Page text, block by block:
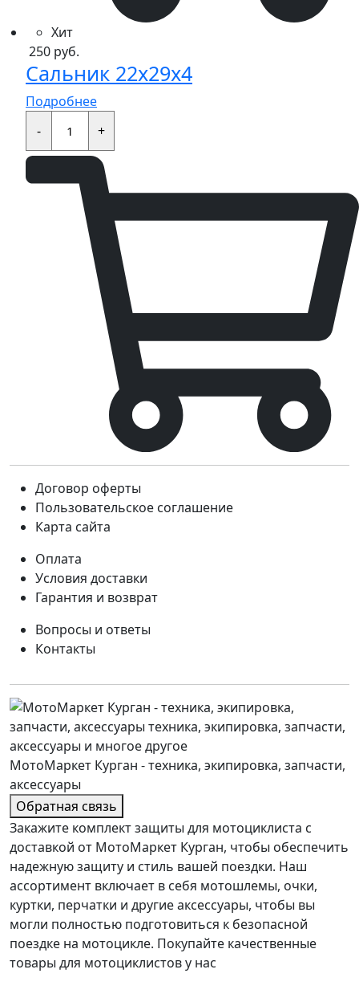
Хит
250 руб.
Сальник 22x29x4
Подробнее
-
Сальник
22x29x4+
Договор оферты
Пользовательское соглашение
Карта сайта
Оплата
Условия доставки
Гарантия и возврат
Вопросы и ответы
Контакты
МотоМаркет Курган - техника, экипировка, запчасти,
аксессуары
Обратная связь
Закажите комплект защиты для мотоциклиста с
доставкой от МотоМаркет Курган, чтобы обеспечить
надежную защиту и стиль вашей поездки. Наш
ассортимент включает в себя мотошлемы, очки,
куртки, перчатки и другие аксессуары, чтобы вы
могли полностью подготовиться к безопасной
поездке на мотоцикле. Покупайте качественные
товары для мотоциклистов у нас